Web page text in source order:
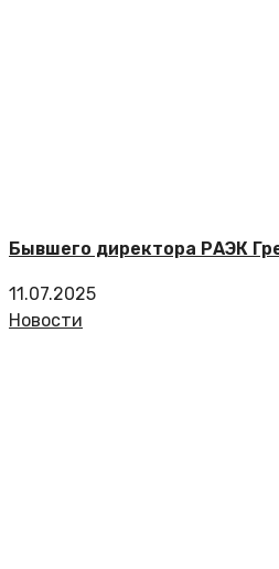
Бывшего директора РАЭК
11.07.2025
Новости